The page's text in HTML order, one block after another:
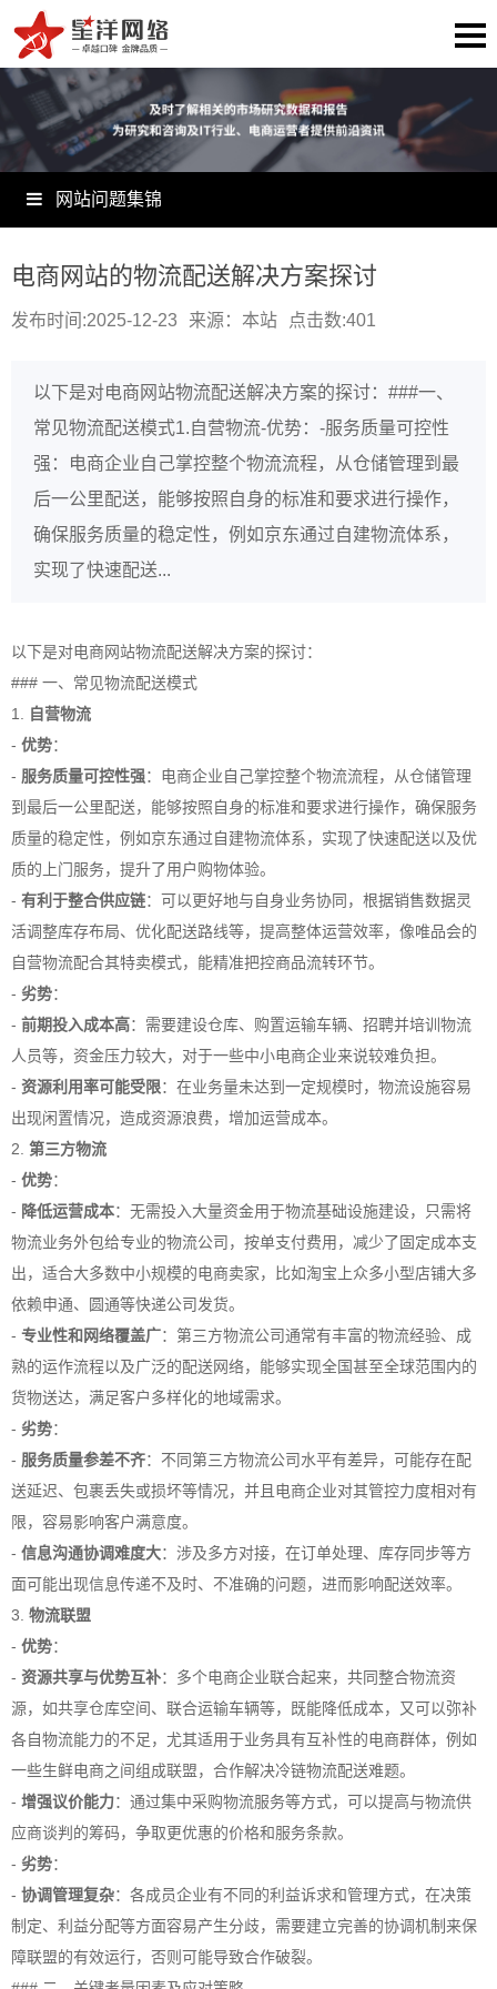
网站问题集锦
电商网站的物流配送解决方案探讨
发布时间:2025-12-23 来源：本站 点击数:401
以下是对电商网站物流配送解决方案的探讨：###一、
常见物流配送模式1.自营物流-优势：-服务质量可控性
强：电商企业自己掌控整个物流流程，从仓储管理到最
后一公里配送，能够按照自身的标准和要求进行操作，
确保服务质量的稳定性，例如京东通过自建物流体系，
实现了快速配送...
以下是对电商网站物流配送解决方案的探讨：
### 一、常见物流配送模式
1.
自营物流
- 优势：
- 服务质量可控性强：电商企业自己掌控整个物流流程，从仓储管理
到最后一公里配送，能够按照自身的标准和要求进行操作，确保服务
质量的稳定性，例如京东通过自建物流体系，实现了快速配送以及优
质的上门服务，提升了用户购物体验。
- 有利于整合供应链：可以更好地与自身业务协同，根据销售数据灵
活调整库存布局、优化配送路线等，提高整体运营效率，像唯品会的
自营物流配合其特卖模式，能精准把控商品流转环节。
- 劣势：
- 前期投入成本高：需要建设仓库、购置运输车辆、招聘并培训物流
人员等，资金压力较大，对于一些中小电商企业来说较难负担。
- 资源利用率可能受限：在业务量未达到一定规模时，物流设施容易
出现闲置情况，造成资源浪费，增加运营成本。
2. 第三方物流
- 优势：
- 降低运营成本：无需投入大量资金用于物流基础设施建设，只需将
物流业务外包给专业的物流公司，按单支付费用，减少了固定成本支
出，适合大多数中小规模的电商卖家，比如淘宝上众多小型店铺大多
依赖申通、圆通等快递公司发货。
- 专业性和网络覆盖广：第三方物流公司通常有丰富的物流经验、成
熟的运作流程以及广泛的配送网络，能够实现全国甚至全球范围内的
货物送达，满足客户多样化的地域需求。
- 劣势：
- 服务质量参差不齐：不同第三方物流公司水平有差异，可能存在配
送延迟、包裹丢失或损坏等情况，并且电商企业对其管控力度相对有
限，容易影响客户满意度。
- 信息沟通协调难度大：涉及多方对接，在订单处理、库存同步等方
面可能出现信息传递不及时、不准确的问题，进而影响配送效率。
3. 物流联盟
- 优势：
- 资源共享与优势互补：多个电商企业联合起来，共同整合物流资
源，如共享仓库空间、联合运输车辆等，既能降低成本，又可以弥补
各自物流能力的不足，尤其适用于业务具有互补性的电商群体，例如
一些生鲜电商之间组成联盟，合作解决冷链物流配送难题。
- 增强议价能力：通过集中采购物流服务等方式，可以提高与物流供
应商谈判的筹码，争取更优惠的价格和服务条款。
- 劣势：
- 协调管理复杂：各成员企业有不同的利益诉求和管理方式，在决策
制定、利益分配等方面容易产生分歧，需要建立完善的协调机制来保
障联盟的有效运行，否则可能导致合作破裂。